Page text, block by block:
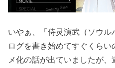
いやぁ、「侍灵演武（ソウ
ログを書き始めてすぐくら
メ化の話が出ていましたが